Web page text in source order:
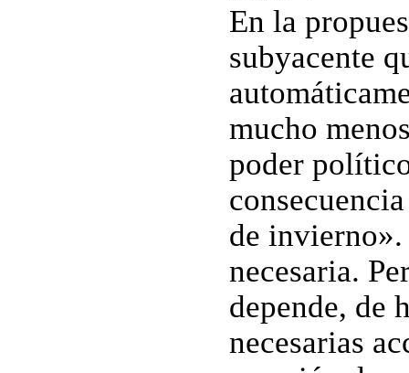
En la
subyacente
mucho
poder
de invierno».
necesaria.
depende, de
necesarias